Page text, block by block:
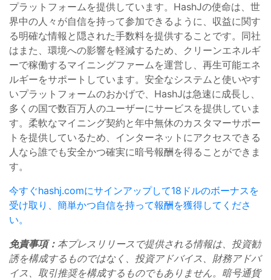
プラットフォームを提供しています。HashJの使命は、世
界中の人々が自信を持って参加できるように、収益に関す
る明確な情報と隠された手数料を提供することです。同社
はまた、環境への影響を軽減するため、クリーンエネルギ
ーで稼働するマイニングファームを運営し、再生可能エネ
ルギーをサポートしています。安全なシステムと使いやす
いプラットフォームのおかげで、HashJは急速に成長し、
多くの国で数百万人のユーザーにサービスを提供していま
す。柔軟なマイニング契約と年中無休のカスタマーサポー
トを提供しているため、インターネットにアクセスできる
人なら誰でも安全かつ確実に暗号報酬を得ることができま
す。
今すぐhashj.comにサインアップして18ドルのボーナスを
受け取り、簡単かつ自信を持って報酬を獲得してくださ
い。
免責事項： 本プレスリリースで提供される情報は、投資勧
誘を構成するものではなく、投資アドバイス、財務アドバ
イス、取引推奨を構成するものでもありません。暗号通貨